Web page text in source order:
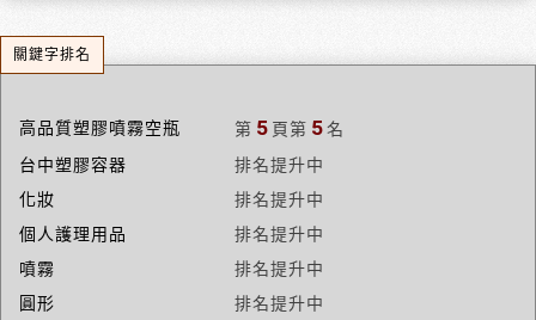
關鍵字排名
高品質塑膠噴霧空瓶 第 5 頁第 5名
台中塑膠容器
排名提升中
化妝
排名提升中
個人護理用品
排名提升中
噴霧
排名提升中
圓形
排名提升中